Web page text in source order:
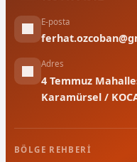
E-posta
Adres
4 Temmuz
Karamürsel /
BÖLGE REHBERI